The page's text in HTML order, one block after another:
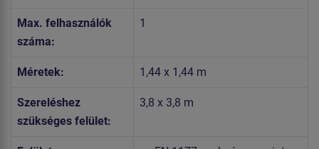
Max. felhasználók
száma:
1
Méretek: 1,44 x 1,44 m
Szereléshez
szükséges felület:
3,8 x 3,8 m